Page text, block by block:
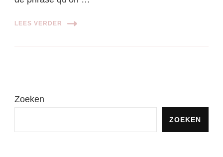
LEES VERDER
Zoeken
ZOEKEN